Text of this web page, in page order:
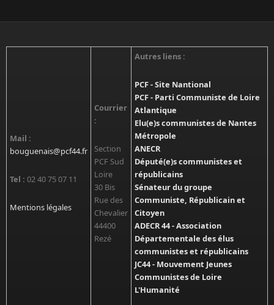
Mail :
bouguenais@pcf44.fr
Tel : 02 40 75 07 11
Mentions légales
Courrier
:
Section
PCF Sud
Loire
30 Bis
Rue des
Chevalier
44400
Rezé
Autres liens :
PCF - Site Nantional
PCF - Parti Communiste de Loire
Atlantique
Elu(e)s communistes de Nantes
Métropole
ANECR
Député(e)s communistes et
républicains
Sénateur du groupe
Communiste, Républicain et
Citoyen
ADECR 44 - Association
Départementale des élus
communistes et républicains
JC44 - Mouvement Jeunes
Communistes de Loire
L'Humanité